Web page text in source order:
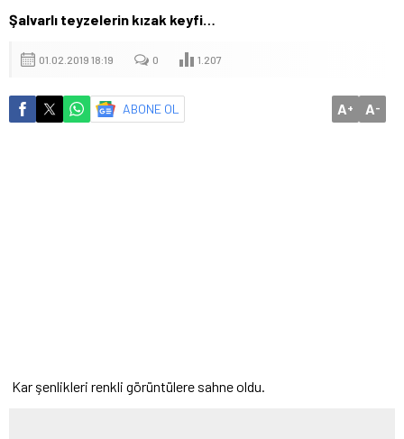
Şalvarlı teyzelerin kızak keyfi…
01.02.2019 18:19 0 1.207
ABONE OL A+ A-
Kar şenlikleri renkli görüntülere sahne oldu.